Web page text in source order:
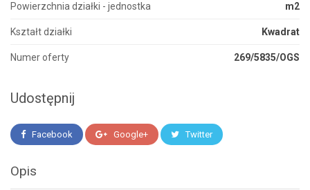
Powierzchnia działki - jednostka m2
Kształt działki Kwadrat
Numer oferty 269/5835/OGS
Udostępnij
Facebook Google+ Twitter
Opis